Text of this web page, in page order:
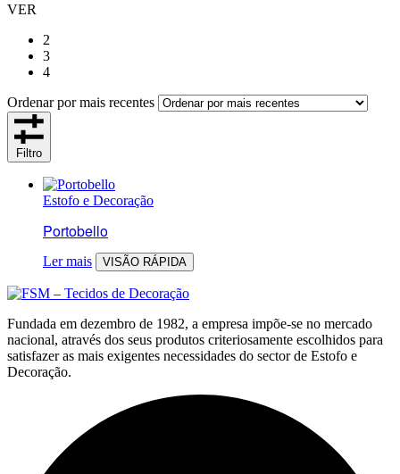
VER
2
3
4
Ordenar por mais recentes
Filtro
Estofo e Decoração
Portobello
Ler mais VISÃO RÁPIDA
Fundada em dezembro de 1982, a empresa impõe-se no mercado
nacional, através dos seus produtos criteriosamente escolhidos para
satisfazer as mais exigentes necessidades do sector de Estofo e
Decoração.